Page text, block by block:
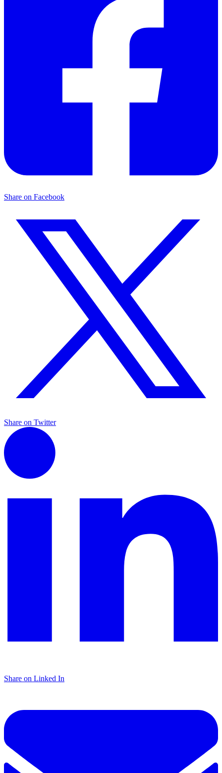
Share on Facebook
Share on Twitter
Share on Linked In